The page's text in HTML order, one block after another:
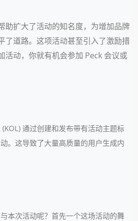
助扩大了活动的知名度，为增加品牌
了道路。这项活动甚至引入了激励措
活动，你就有机会参加 Peck 会议或
通过创建和发布带有活动主题标
。 这导致了大量高质量的用户生成内
本次活动呢？首先一个这场活动的舞